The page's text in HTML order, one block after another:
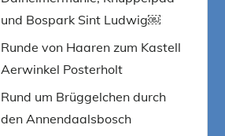
und Bospark Sint Ludwig￼
Runde von Haaren zum Kastell
Aerwinkel Posterholt
Rund um Brüggelchen durch
den Annendaalsbosch